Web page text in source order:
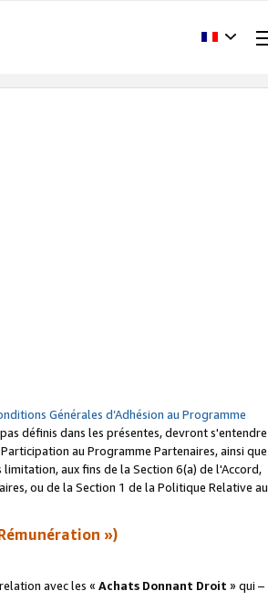
Générales d’Adhésion au Programme
définis dans les présentes, devront s'entendre
au Programme Partenaires, ainsi que
aux fins de la Section 6(a) de l'Accord,
ou de la Section 1 de la Politique Relative au
»)
avec les « Achats Donnant Droit » qui –